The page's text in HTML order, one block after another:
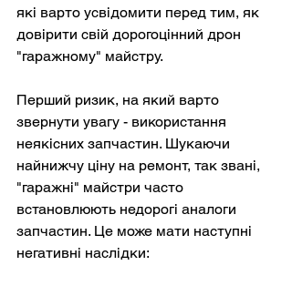
які варто усвідомити перед тим, як
довірити свій дорогоцінний дрон
"гаражному" майстру.
Перший ризик, на який варто
звернути увагу - використання
неякісних запчастин. Шукаючи
найнижчу ціну на ремонт, так звані,
"гаражні" майстри часто
встановлюють недорогі аналоги
запчастин. Це може мати наступні
негативні наслідки: